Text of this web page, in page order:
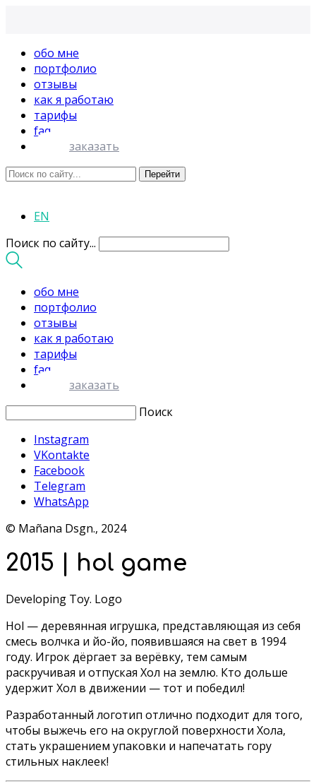
обо мне
портфолио
отзывы
как я работаю
тарифы
faq
заказать
EN
Поиск по сайту...
обо мне
портфолио
отзывы
как я работаю
тарифы
faq
заказать
Поиск
Instagram
VKontakte
Facebook
Telegram
WhatsApp
© Mañana Dsgn., 2024
2015 | hol game
Developing Toy. Logo
Hol — деревянная игрушка, представляющая из себя
смесь волчка и йо-йо, появившаяся на свет в 1994
году. Игрок дёргает за верёвку, тем самым
раскручивая и отпуская Хол на землю. Кто дольше
удержит Хол в движении — тот и победил!
Разработанный логотип отлично подходит для того,
чтобы выжечь его на округлой поверхности Хола,
стать украшением упаковки и напечатать гору
стильных наклеек!